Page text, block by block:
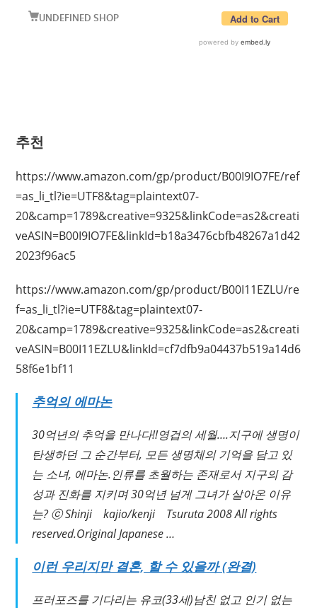
추천
https://www.amazon.com/gp/product/B00I9IO7FE/ref
=as_li_tl?ie=UTF8&tag=plaintext07-
20&camp=1789&creative=9325&linkCode=as2&creati
veASIN=B00I9IO7FE&linkId=b18a3476cbfb48267a1d42
2023f96ac5
https://www.amazon.com/gp/product/B00I11EZLU/re
f=as_li_tl?ie=UTF8&tag=plaintext07-
20&camp=1789&creative=9325&linkCode=as2&creati
veASIN=B00I11EZLU&linkId=cf7dfb9a04437b519a14d6
58f6e1bf11
추억의 에마논
30억년의 추억을 만나다!!영겁의 세월….지구에 생명이
탄생하던 그 순간부터, 모든 생명체의 기억을 담고 있
는 소녀, 에마논.인류를 초월하는 존재로서 지구의 감
성과 진화를 지키며 30억년 넘게 그녀가 살아온 이유
는? ⓒ Shinji kajio/kenji Tsuruta 2008 All rights
reserved.Original Japanese …
이런 우리지만 결혼, 할 수 있을까 (완결)
프러포즈를 기다리는 유코(33세)남친 없고 인기 없는